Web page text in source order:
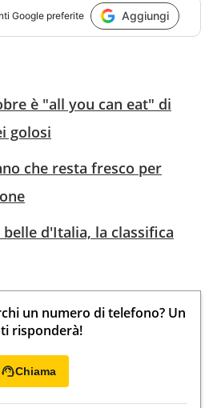
Google preferite Aggiungi
è "all you can eat" di
golosi
che resta fresco per
belle d'Italia, la classifica
un numero di telefono? Un
risponderà!
Chiama